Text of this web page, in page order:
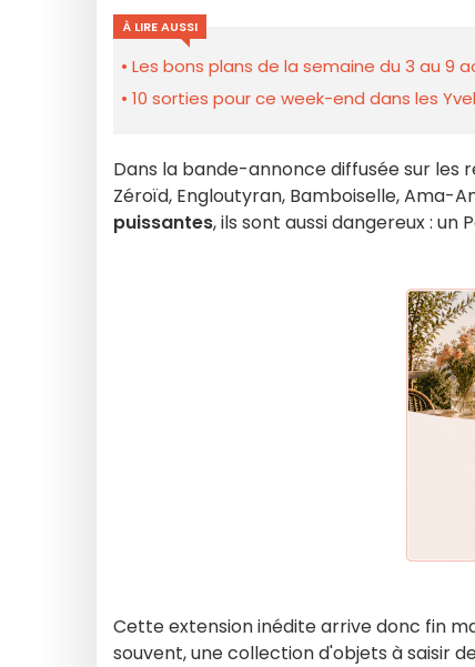
À LIRE AUSSI
Les bons plans de la semaine du 3 au 9
10 sorties pour ce week-end dans les
Dans la bande-annonce diffusée sur les
Zéroïd, Engloutyran, Bamboiselle, Ama-
puissantes, ils sont aussi dangereux :
Cette extension inédite arrive donc fin
souvent, une collection d'objets à saisir